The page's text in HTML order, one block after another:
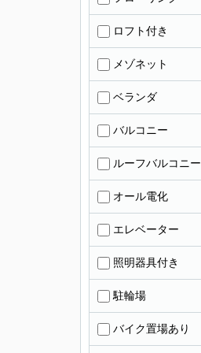
ロフト付き
メゾネット
ベランダ
バルコニー
ルーフバルコニー
オール電化
エレベーター
照明器具付き
駐輪場
バイク置場あり